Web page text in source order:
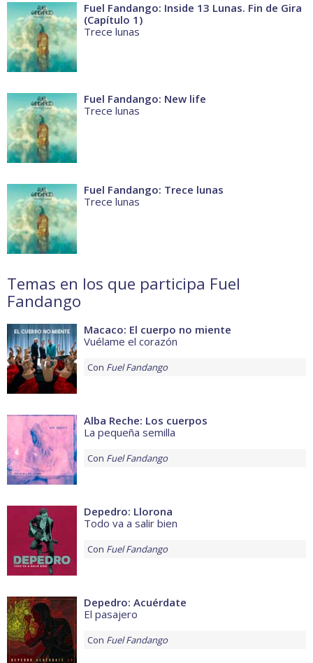
Fuel Fandango: Inside 13 Lunas. Fin de Gira
(Capítulo 1)
Trece lunas
Fuel Fandango: New life
Trece lunas
Fuel Fandango: Trece lunas
Trece lunas
Temas en los que participa Fuel
Fandango
Macaco: El cuerpo no miente
Vuélame el corazón
Con Fuel Fandango
Alba Reche: Los cuerpos
La pequeña semilla
Con Fuel Fandango
Depedro: Llorona
Todo va a salir bien
Con Fuel Fandango
Depedro: Acuérdate
El pasajero
Con Fuel Fandango